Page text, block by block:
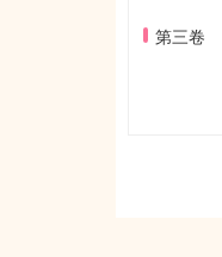
第三卷